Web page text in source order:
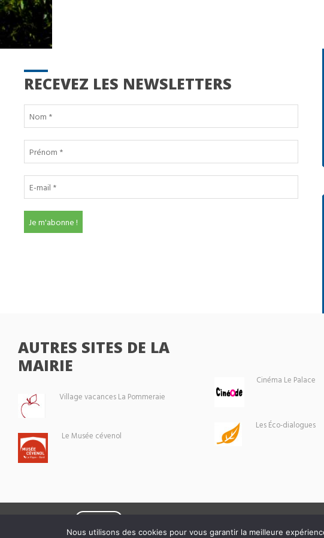
RECEVEZ LES NEWSLETTERS
AUTRES SITES DE LA
MAIRIE
Village vacances La Pommeraie
Le Musée cévenol
Cinéma Le Palace
Les Éco-dialogues
Nous utilisons des cookies pour vous garantir la meilleure